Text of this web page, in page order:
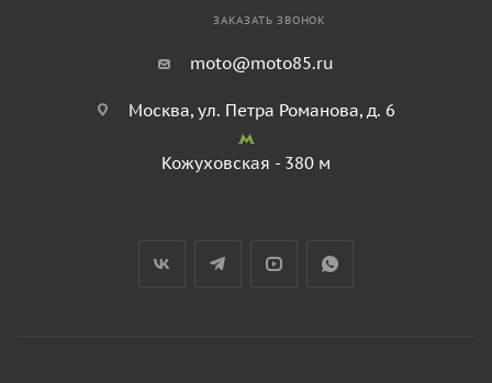
ЗАКАЗАТЬ ЗВОНОК
moto@moto85.ru
Москва, ул. Петра Романова, д. 6
Кожуховская - 380 м